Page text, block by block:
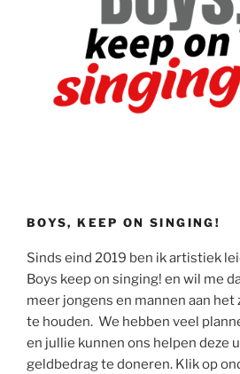
BOYS, KEEP ON SINGING!
Sinds eind 2019 ben ik artistiek
Boys keep on singing! en wil me
meer jongens en mannen aan
te houden. We hebben veel
en jullie kunnen ons helpen deze
geldbedrag te doneren. Klik op